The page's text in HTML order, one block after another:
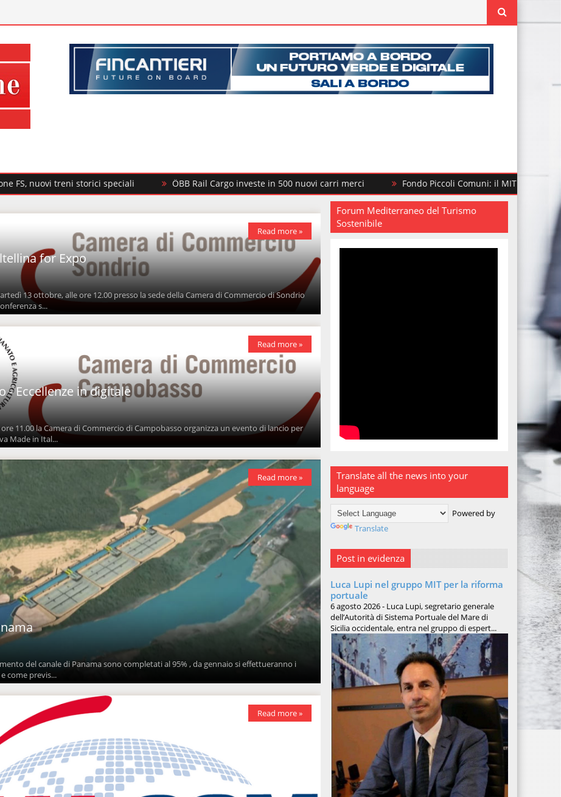
treni storici speciali ÖBB Rail Cargo investe in 500 nuovi carri merci Fondo Piccoli Comuni: il MIT finanzia altri 292
for Expo
13 ottobre, alle ore 12.00 presso la sede della Camera di Commercio di Sondrio
s...
Read more »
- Eccellenze in digitale
11.00 la Camera di Commercio di Campobasso organizza un evento di lancio per
Made in Ital...
Read more »
del canale di Panama sono completati al 95% , da gennaio si effettueranno i
come previs...
Read more »
Read more »
Forum Mediterraneo del Turismo
Sostenibile
Translate all the news into your
language
Powered by
Translate
Post in evidenza
Luca Lupi nel gruppo MIT per la riforma
portuale
6 agosto 2026 - Luca Lupi, segretario generale
dell’Autorità di Sistema Portuale del Mare di
Sicilia occidentale, entra nel gruppo di espert...